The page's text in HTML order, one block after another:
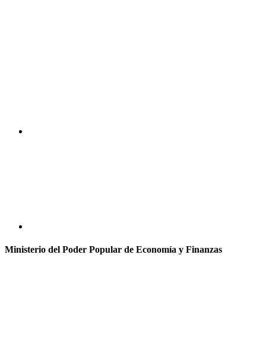
Ministerio del Poder Popular de Economía y Finanzas